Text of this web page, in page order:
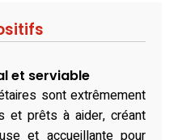
et serviable
sont extrêmement
et prêts à aider, créant